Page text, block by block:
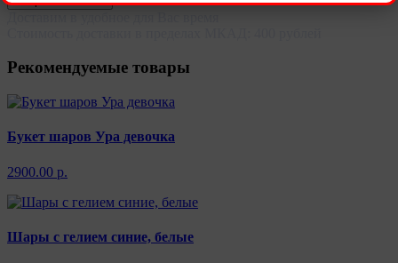
Рекомендуемые товары
Букет шаров Ура девочка
2900.00 р.
Шары с гелием синие, белые